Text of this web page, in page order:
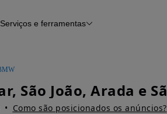
Serviços e ferramentas
Como são posicionados os anúncios?